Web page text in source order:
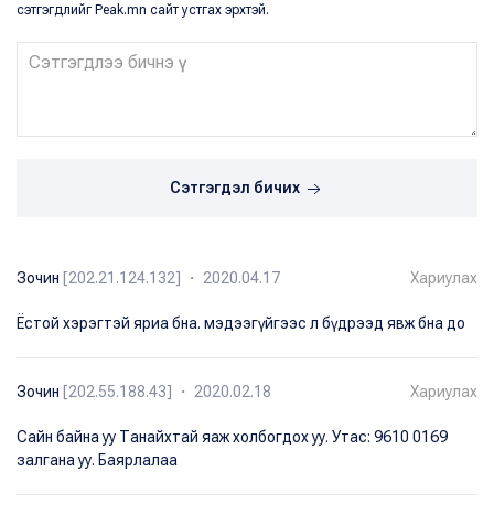
сэтгэгдлийг Peak.mn сайт устгах эрхтэй.
Сэтгэгдэл бичих
Зочин [202.21.124.132] ・ 2020.04.17 Хариулах
Ёстой хэрэгтэй яриа бна. мэдээгүйгээс л бүдрээд явж бна до
Зочин [202.55.188.43] ・ 2020.02.18 Хариулах
Сайн байна уу Танайхтай яаж холбогдох уу. Утас: 9610 0169
залгана уу. Баярлалаа